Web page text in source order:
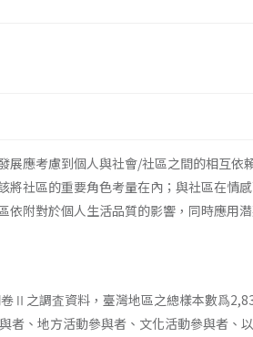
應考慮到個人與社會/社區之間的相互依
社區的重要角色考量在內；與社區在情
附對於個人生活品質的影響，同時應用
Ⅱ之調査資料，臺灣地區之總樣本數爲
者、地方活動參與者、文化活動參與者、